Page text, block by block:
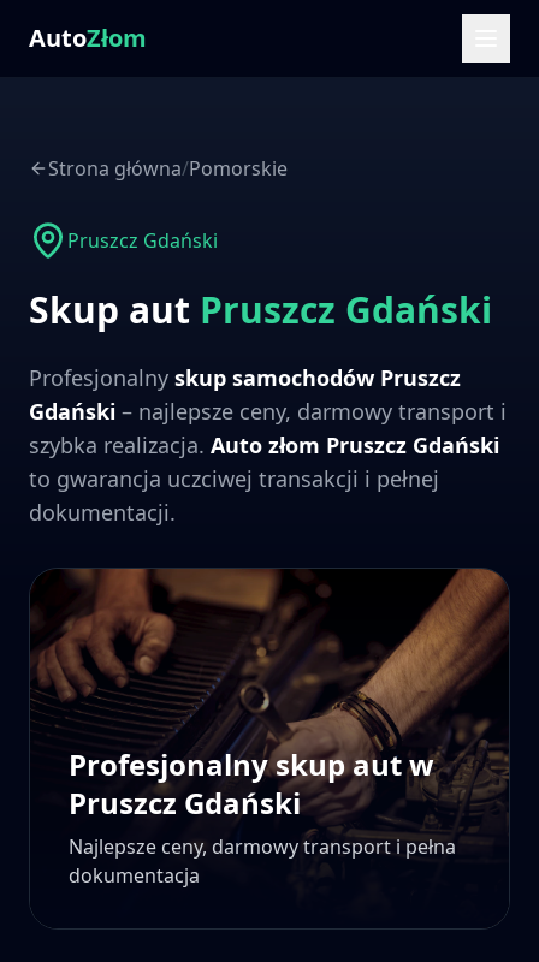
AutoZłom
Strona główna/Pomorskie
Pruszcz Gdański
Skup aut Pruszcz Gdański
Profesjonalny skup samochodów Pruszcz
Gdański – najlepsze ceny, darmowy transport i
szybka realizacja. Auto złom Pruszcz Gdański
to gwarancja uczciwej transakcji i pełnej
dokumentacji.
Profesjonalny skup aut w
Pruszcz Gdański
Najlepsze ceny, darmowy transport i pełna
dokumentacja